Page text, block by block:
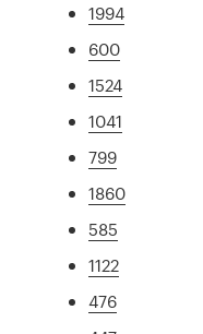
1994
600
1524
1041
799
1860
585
1122
476